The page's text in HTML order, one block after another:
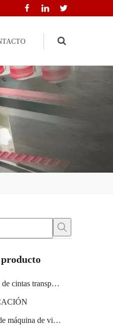
Search
La mejor fábrica de cintas transportadoras
Correa dentada de máquina de vidrio certificada